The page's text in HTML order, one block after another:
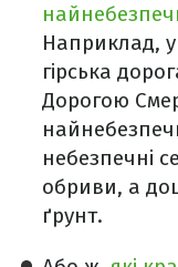
Наприклад, у
гірська
Дорогою
небезпечні
обриви, а
ґрунт.